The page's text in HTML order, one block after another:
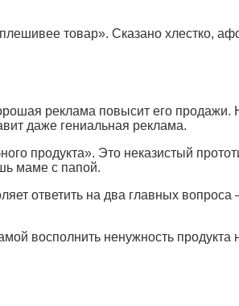
товар». Сказано хлестко,
реклама повысит его
даже гениальная реклама.
продукта». Это неказистый
маме с папой.
ответить на два главных
восполнить ненужность